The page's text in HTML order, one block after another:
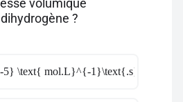
volumique
?
\text{ mol.L}^{-1}\text{.s}^{-1}